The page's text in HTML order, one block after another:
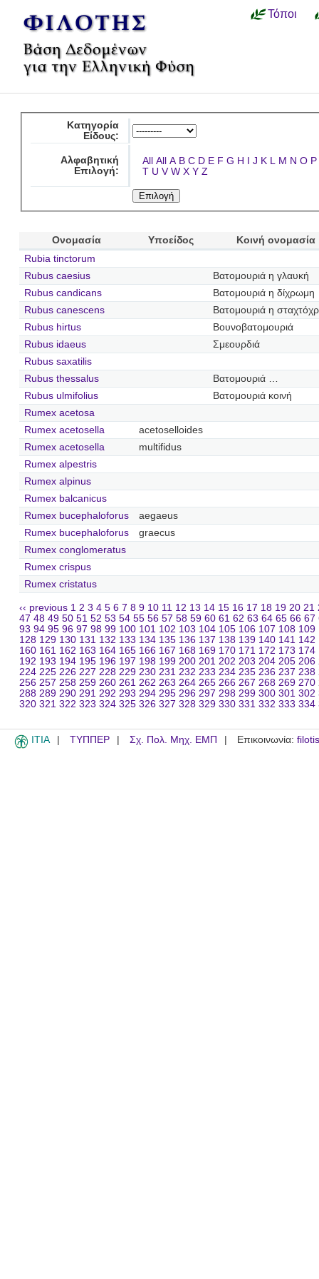
Τόποι
Κατηγορία
Είδους:
Αλφαβητική
Επιλογή:
All All A B C D E F G H I J K L M N O P
T U V W X Y Z
Ονομασία Υποείδος
Κοινή ονομασία
Rubia tinctorum
Rubus caesius
Βατομουριά η γλαυκή
Rubus candicans
Βατομουριά η δίχρωμη
Rubus canescens
Βατομουριά η
Rubus hirtus
Βουνοβατομουριά
Rubus idaeus
Σμεουρδιά
Rubus saxatilis
Rubus thessalus
Βατομουριά …
Rubus ulmifolius
Βατομουριά κοινή
Rumex acetosa
Rumex acetosella
acetoselloides
Rumex acetosella
multifidus
Rumex alpestris
Rumex alpinus
Rumex balcanicus
Rumex bucephaloforus
aegaeus
Rumex bucephaloforus
graecus
Rumex conglomeratus
Rumex crispus
Rumex cristatus
‹‹ previous 1 2 3 4 5 6 7 8 9 10 11 12 13 14 15 16 17 18 19 20 21
47 48 49 50 51 52 53 54 55 56 57 58 59 60 61 62 63 64 65 66 67
93 94 95 96 97 98 99 100 101 102 103 104 105 106 107 108 109
128 129 130 131 132 133 134 135 136 137 138 139 140 141 142
160 161 162 163 164 165 166 167 168 169 170 171 172 173 174
192 193 194 195 196 197 198 199 200 201 202 203 204 205 206
224 225 226 227 228 229 230 231 232 233 234 235 236 237 238
256 257 258 259 260 261 262 263 264 265 266 267 268 269 270
288 289 290 291 292 293 294 295 296 297 298 299 300 301 302
320 321 322 323 324 325 326 327 328 329 330 331 332 333 334
ITIA ΤΥΠΠΕΡ Σχ. Πολ. Μηχ. ΕΜΠ Επικοινωνία: